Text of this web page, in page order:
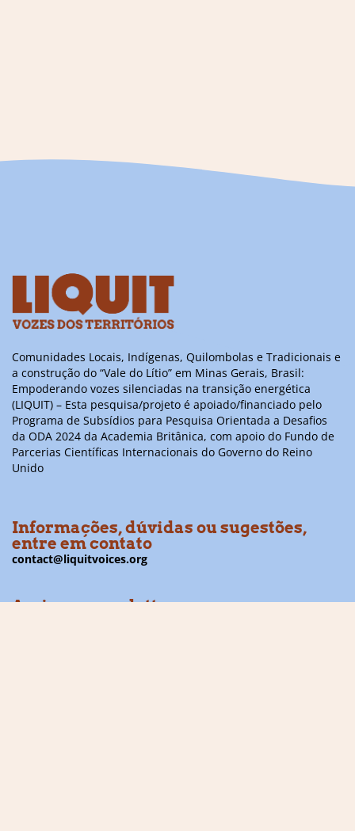
Comunidades Locais, Indígenas, Quilombolas e Tradicionais e
a construção do “Vale do Lítio” em Minas Gerais, Brasil:
Empoderando vozes silenciadas na transição energética
(LIQUIT) – Esta pesquisa/projeto é apoiado/financiado pelo
Programa de Subsídios para Pesquisa Orientada a Desafios
da ODA 2024 da Academia Britânica, com apoio do Fundo de
Parcerias Científicas Internacionais do Governo do Reino
Unido
Informações, dúvidas ou sugestões,
entre em contato
contact@liquitvoices.org
Assine a newsletter